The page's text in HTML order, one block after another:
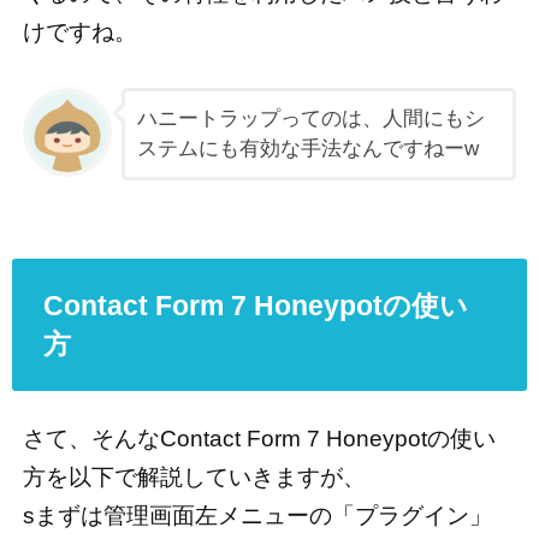
けですね。
ハニートラップってのは、人間にもシ
ステムにも有効な手法なんですねーw
Contact Form 7 Honeypotの使い
方
さて、そんなContact Form 7 Honeypotの使い
方を以下で解説していきますが、
sまずは管理画面左メニューの「プラグイン」